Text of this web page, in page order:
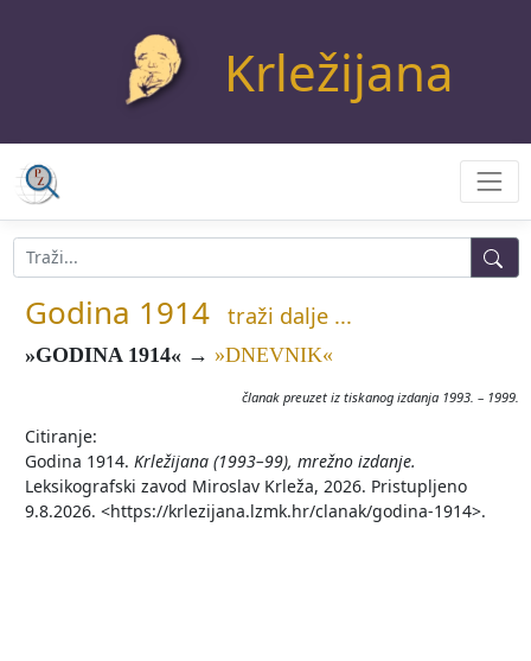
Krležijana
Godina 1914 traži dalje ...
»GODINA 1914« → »DNEVNIK«
članak preuzet iz tiskanog izdanja 1993. – 1999.
Citiranje:
Godina 1914. Krležijana (1993–99), mrežno izdanje.
Leksikografski zavod Miroslav Krleža, 2026. Pristupljeno
9.8.2026. <https://krlezijana.lzmk.hr/clanak/godina-1914>.